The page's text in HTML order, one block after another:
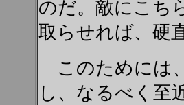
のだ。敵にこち
取らせれば、硬
このためには
し、なるべく至